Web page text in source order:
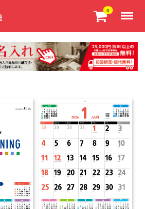
0